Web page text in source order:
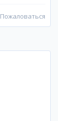
Пожаловаться